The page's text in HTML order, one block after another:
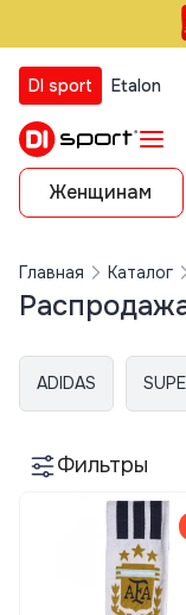
DI sport Etalon
Женщинам
Главная Каталог
ADIDAS
Фильтры